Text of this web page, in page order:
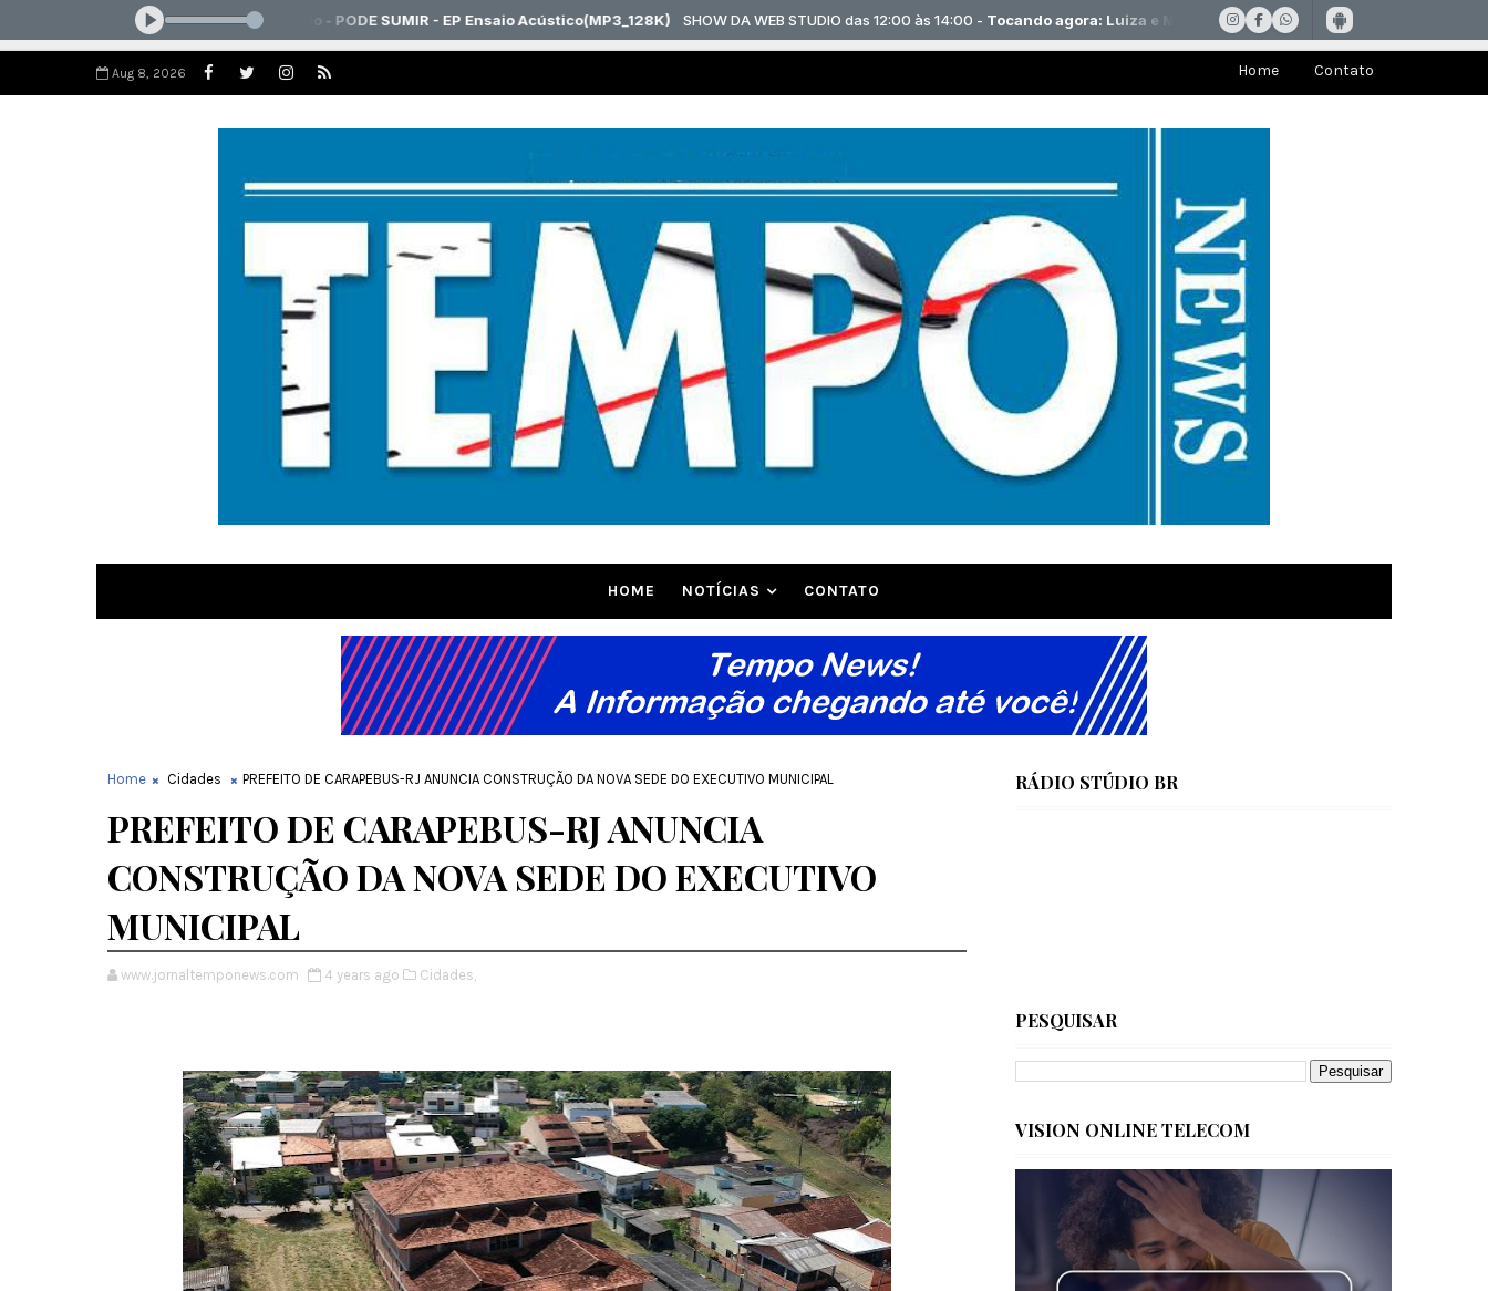
Aug 8, 2026 Home Contato
HOME NOTÍCIAS CONTATO
Home Cidades PREFEITO DE CARAPEBUS-RJ ANUNCIA CONSTRUÇÃO DA NOVA SEDE DO EXECUTIVO MUNICIPAL
PREFEITO DE CARAPEBUS-RJ ANUNCIA
CONSTRUÇÃO DA NOVA SEDE DO EXECUTIVO
MUNICIPAL
www.jornaltemponews.com 4 years ago Cidades,
RÁDIO STÚDIO BR
PESQUISAR
VISION ONLINE TELECOM